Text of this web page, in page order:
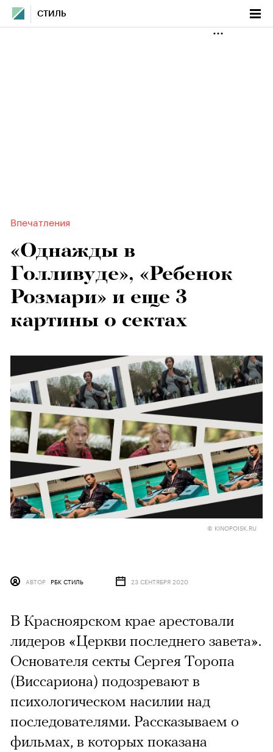
СТИЛЬ
Впечатления
«Однажды в
Голливуде», «Ребенок
Розмари» и еще 3
картины о сектах
© KINOPOISK.RU
АВТОР РБК СТИЛЬ 23 СЕНТЯБРЯ 2020
В Красноярском крае арестовали
лидеров «Церкви последнего завета».
Основателя секты Сергея Торопа
(Виссариона) подозревают в
психологическом насилии над
последователями. Рассказываем о
фильмах, в которых показана